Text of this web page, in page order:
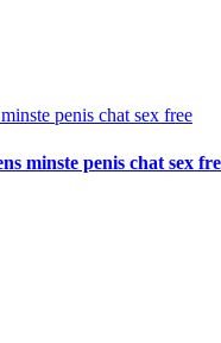
penis chat sex free
minste penis chat sex